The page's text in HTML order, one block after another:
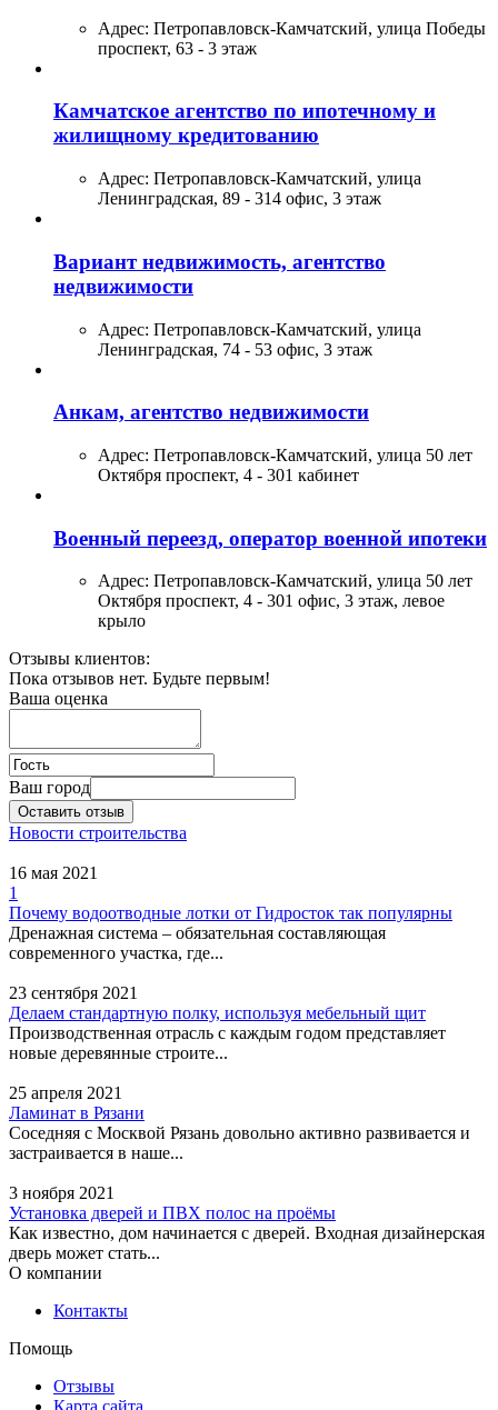
Адрес: Петропавловск-Камчатский, улица Победы
проспект, 63 - 3 этаж
Камчатское агентство по ипотечному и
жилищному кредитованию
Адрес: Петропавловск-Камчатский, улица
Ленинградская, 89 - 314 офис, 3 этаж
Вариант недвижимость, агентство
недвижимости
Адрес: Петропавловск-Камчатский, улица
Ленинградская, 74 - 53 офис, 3 этаж
Анкам, агентство недвижимости
Адрес: Петропавловск-Камчатский, улица 50 лет
Октября проспект, 4 - 301 кабинет
Военный переезд, оператор военной ипотеки
Адрес: Петропавловск-Камчатский, улица 50 лет
Октября проспект, 4 - 301 офис, 3 этаж, левое
крыло
Отзывы клиентов:
Пока отзывов нет. Будьте первым!
Ваша оценка
Ваш город
Оставить отзыв
Новости строительства
16 мая 2021
1
Почему водоотводные лотки от Гидросток так популярны
Дренажная система – обязательная составляющая
современного участка, где...
23 сентября 2021
Делаем стандартную полку, используя мебельный щит
Производственная отрасль с каждым годом представляет
новые деревянные строите...
25 апреля 2021
Ламинат в Рязани
Соседняя с Москвой Рязань довольно активно развивается и
застраивается в наше...
3 ноября 2021
Установка дверей и ПВХ полос на проёмы
Как известно, дом начинается с дверей. Входная дизайнерская
дверь может стать...
О компании
Контакты
Помощь
Отзывы